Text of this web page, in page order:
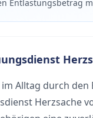
Entlastungsbetrag
Alltag durch den
Herzsache